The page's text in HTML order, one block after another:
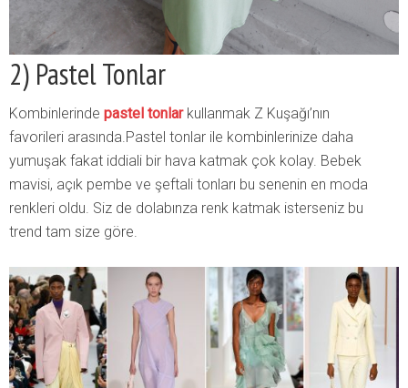
2) Pastel Tonlar
Kombinlerinde pastel tonlarkullanmak Z Kuşağı’nın
favorileri arasında.Pastel tonlar ile kombinlerinize daha
yumuşak fakat iddiali bir hava katmak çok kolay. Bebek
mavisi, açık pembe ve şeftali tonları bu senenin en moda
renkleri oldu. Siz de dolabınza renk katmak isterseniz bu
trend tam size göre.